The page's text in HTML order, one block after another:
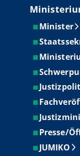
Minister
Presse/
JUMIKO